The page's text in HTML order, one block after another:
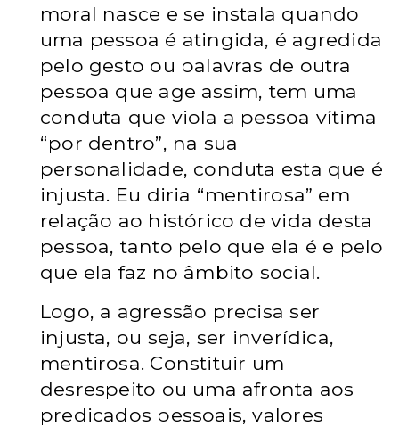
moral nasce e se instala quando
uma pessoa é atingida, é agredida
pelo gesto ou palavras de outra
pessoa que age assim, tem uma
conduta que viola a pessoa vítima
“por dentro”, na sua
personalidade, conduta esta que é
injusta. Eu diria “mentirosa” em
relação ao histórico de vida desta
pessoa, tanto pelo que ela é e pelo
que ela faz no âmbito social.
Logo, a agressão precisa ser
injusta, ou seja, ser inverídica,
mentirosa. Constituir um
desrespeito ou uma afronta aos
predicados pessoais, valores